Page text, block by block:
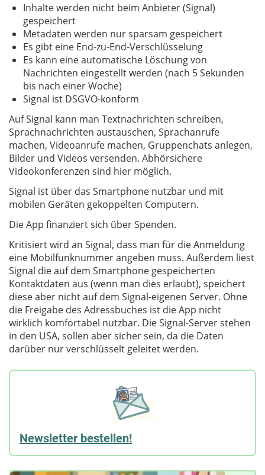
Inhalte werden nicht beim Anbieter (Signal)
gespeichert
Metadaten werden nur sparsam gespeichert
Es gibt eine End-zu-End-Verschlüsselung
Es kann eine automatische Löschung von
Nachrichten eingestellt werden (nach 5 Sekunden
bis nach einer Woche)
Signal ist DSGVO-konform
Auf Signal kann man Textnachrichten schreiben,
Sprachnachrichten austauschen, Sprachanrufe
machen, Videoanrufe machen, Gruppenchats anlegen,
Bilder und Videos versenden. Abhörsichere
Videokonferenzen sind hier möglich.
Signal ist über das Smartphone nutzbar und mit
mobilen Geräten gekoppelten Computern.
Die App finanziert sich über Spenden.
Kritisiert wird an Signal, dass man für die Anmeldung
eine Mobilfunknummer angeben muss. Außerdem liest
Signal die auf dem Smartphone gespeicherten
Kontaktdaten aus (wenn man dies erlaubt), speichert
diese aber nicht auf dem Signal-eigenen Server. Ohne
die Freigabe des Adressbuches ist die App nicht
wirklich komfortabel nutzbar. Die Signal-Server stehen
in den USA, sollen aber sicher sein, da die Daten
darüber nur verschlüsselt geleitet werden.
Newsletter bestellen!